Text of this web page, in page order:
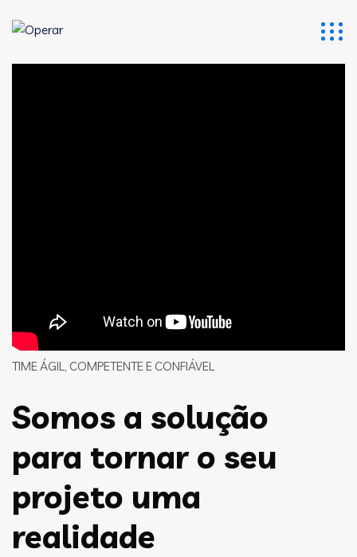
TIME ÁGIL, COMPETENTE E CONFIÁVEL
Somos a solução
para tornar o seu
projeto uma
realidade